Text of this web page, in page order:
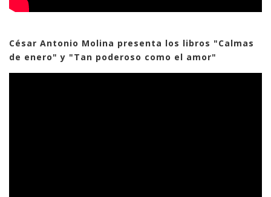
César Antonio Molina presenta los libros "Calmas
de enero" y "Tan poderoso como el amor"